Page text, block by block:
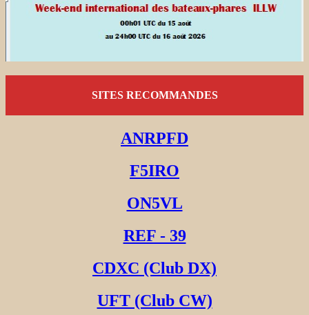
SITES RECOMMANDES
ANRPFD
F5IRO
ON5VL
REF - 39
CDXC (Club DX)
UFT (Club CW)